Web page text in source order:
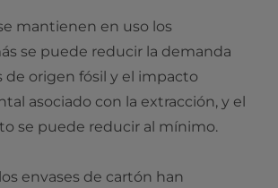
mantienen en uso los
se puede reducir la demanda
de origen fósil y el impacto
asociado con la extracción, y el
se puede reducir al mínimo.
envases de cartón han